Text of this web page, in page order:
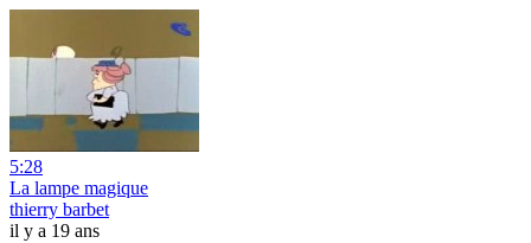
5:28
La lampe magique
thierry barbet
il y a 19 ans